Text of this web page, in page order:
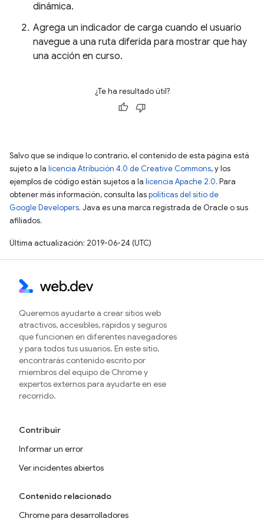
dinámica.
Agrega un indicador de carga cuando el usuario
navegue a una ruta diferida para mostrar que hay
una acción en curso.
¿Te ha resultado útil?
Salvo que se indique lo contrario, el contenido de esta página está
sujeto a la licencia Atribución 4.0 de Creative Commons, y los
ejemplos de código están sujetos a la licencia Apache 2.0. Para
obtener más información, consulta laspolíticas del sitio de
Google Developers. Java es una marca registrada de Oracle o sus
afiliados.
Última actualización: 2019-06-24 (UTC)
Queremos ayudarte a crear sitios web
atractivos, accesibles, rápidos y seguros
que funcionen en diferentes navegadores
y para todos tus usuarios. En este sitio,
encontrarás contenido escrito por
miembros del equipo de Chrome y
expertos externos para ayudarte en ese
recorrido.
Contribuir
Informar un error
Ver incidentes abiertos
Contenido relacionado
Chrome para desarrolladores